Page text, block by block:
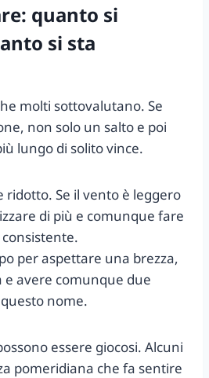
quanto si
si sta
molti sottovalutano. Se
non solo un salto e poi
lungo di solito vince.
ridotto. Se il vento è leggero
di più e comunque fare
per aspettare una brezza,
e avere comunque due
nome.
essere giocosi. Alcuni
pomeridiana che fa sentire